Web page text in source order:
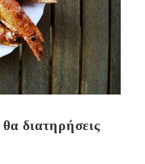
διατηρήσεις